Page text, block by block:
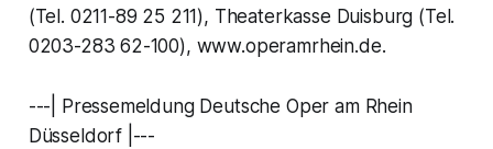
(Tel. 0211-89 25 211), Theaterkasse Duisburg (Tel.
0203-283 62-100), www.operamrhein.de.
---| Pressemeldung Deutsche Oper am Rhein
Düsseldorf |---